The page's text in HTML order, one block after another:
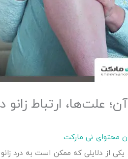
علت‌ها، ارتباط
محتوای نی مارکت
یکی از دلایلی که ممکن است به